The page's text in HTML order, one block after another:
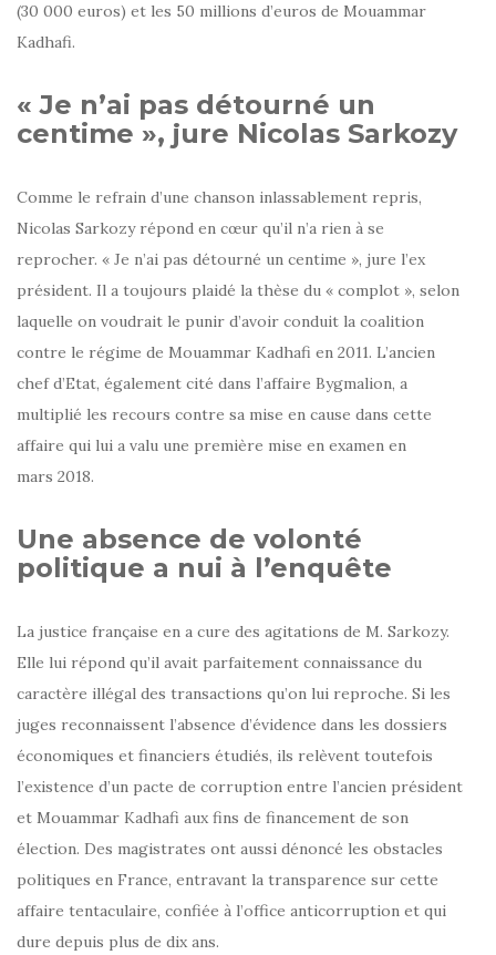
(30 000 euros) et les 50 millions d’euros de Mouammar
Kadhafi.
« Je n’ai pas détourné un
centime », jure Nicolas Sarkozy
Comme le refrain d’une chanson inlassablement repris,
Nicolas Sarkozy répond en cœur qu’il n’a rien à se
reprocher. « Je n’ai pas détourné un centime », jure l’ex
président. Il a toujours plaidé la thèse du « complot », selon
laquelle on voudrait le punir d’avoir conduit la coalition
contre le régime de Mouammar Kadhafi en 2011. L’ancien
chef d’Etat, également cité dans l’affaire Bygmalion, a
multiplié les recours contre sa mise en cause dans cette
affaire qui lui a valu une première mise en examen en
mars 2018.
Une absence de volonté
politique a nui à l’enquête
La justice française en a cure des agitations de M. Sarkozy.
Elle lui répond qu’il avait parfaitement connaissance du
caractère illégal des transactions qu’on lui reproche. Si les
juges reconnaissent l’absence d’évidence dans les dossiers
économiques et financiers étudiés, ils relèvent toutefois
l’existence d’un pacte de corruption entre l’ancien président
et Mouammar Kadhafi aux fins de financement de son
élection. Des magistrates ont aussi dénoncé les obstacles
politiques en France, entravant la transparence sur cette
affaire tentaculaire, confiée à l’office anticorruption et qui
dure depuis plus de dix ans.